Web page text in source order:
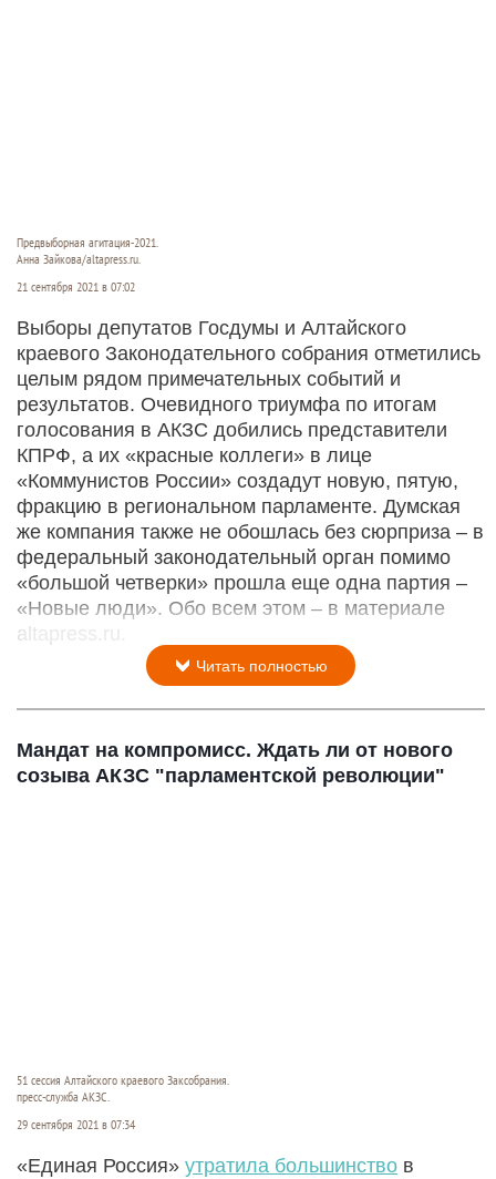
Предвыборная агитация-2021.
Анна Зайкова/altapress.ru.
21 сентября 2021 в 07:02
Выборы депутатов Госдумы и Алтайского
краевого Законодательного собрания отметились
целым рядом примечательных событий и
результатов. Очевидного триумфа по итогам
голосования в АКЗС добились представители
КПРФ, а их «красные коллеги» в лице
«Коммунистов России» создадут новую, пятую,
фракцию в региональном парламенте. Думская
же компания также не обошлась без сюрприза – в
федеральный законодательный орган помимо
«большой четверки» прошла еще одна партия –
«Новые люди». Обо всем этом – в материале
altapress.ru.
Читать полностью
Мандат на компромисс. Ждать ли от нового
созыва АКЗС "парламентской революции"
51 сессия Алтайского краевого Заксобрания.
пресс-служба АКЗС.
29 сентября 2021 в 07:34
«Единая Россия» утратила большинство в